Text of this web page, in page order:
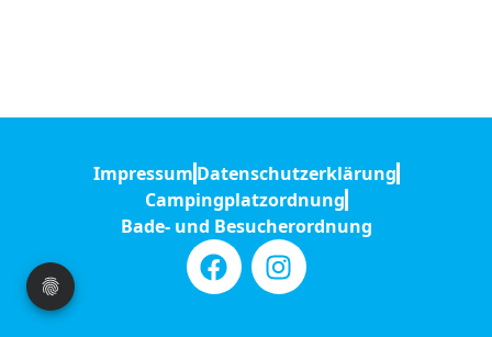
Impressum Datenschutzerklärung
Campingplatzordnung
Bade- und Besucherordnung